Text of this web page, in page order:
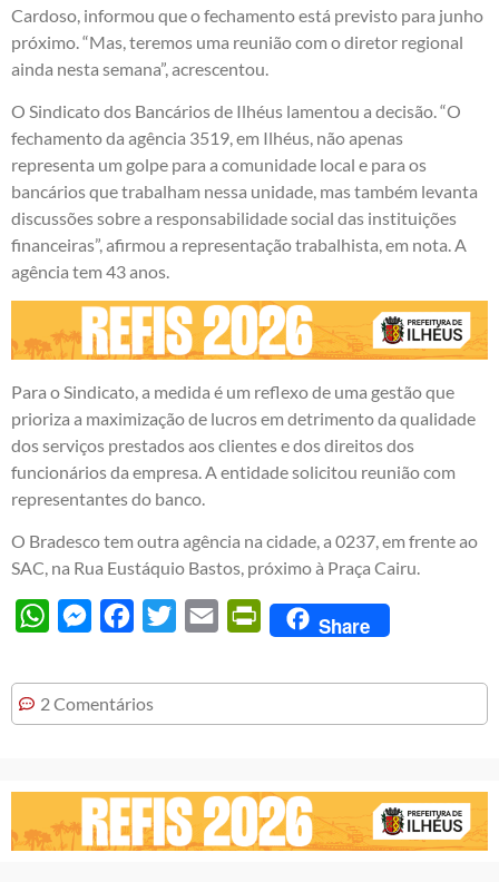
Cardoso, informou que o fechamento está previsto para junho
próximo. “Mas, teremos uma reunião com o diretor regional
ainda nesta semana”, acrescentou.
O Sindicato dos Bancários de Ilhéus lamentou a decisão. “O
fechamento da agência 3519, em Ilhéus, não apenas
representa um golpe para a comunidade local e para os
bancários que trabalham nessa unidade, mas também levanta
discussões sobre a responsabilidade social das instituições
financeiras”, afirmou a representação trabalhista, em nota. A
agência tem 43 anos.
Para o Sindicato, a medida é um reflexo de uma gestão que
prioriza a maximização de lucros em detrimento da qualidade
dos serviços prestados aos clientes e dos direitos dos
funcionários da empresa. A entidade solicitou reunião com
representantes do banco.
O Bradesco tem outra agência na cidade, a 0237, em frente ao
SAC, na Rua Eustáquio Bastos, próximo à Praça Cairu.
WhatsAppMessengerFacebook
Twitter Email PrintFriendly
Share
2 Comentários